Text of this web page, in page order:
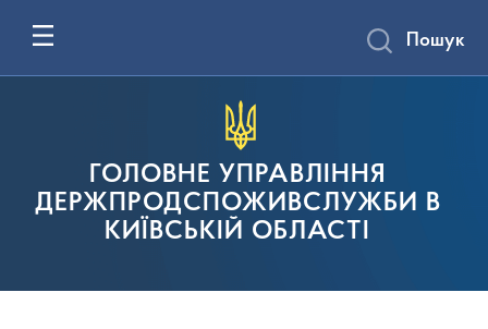
ГОЛОВНЕ УПРАВЛІННЯ
ДЕРЖПРОДСПОЖИВСЛУЖБИ В
КИЇВСЬКІЙ ОБЛАСТІ
Пошук